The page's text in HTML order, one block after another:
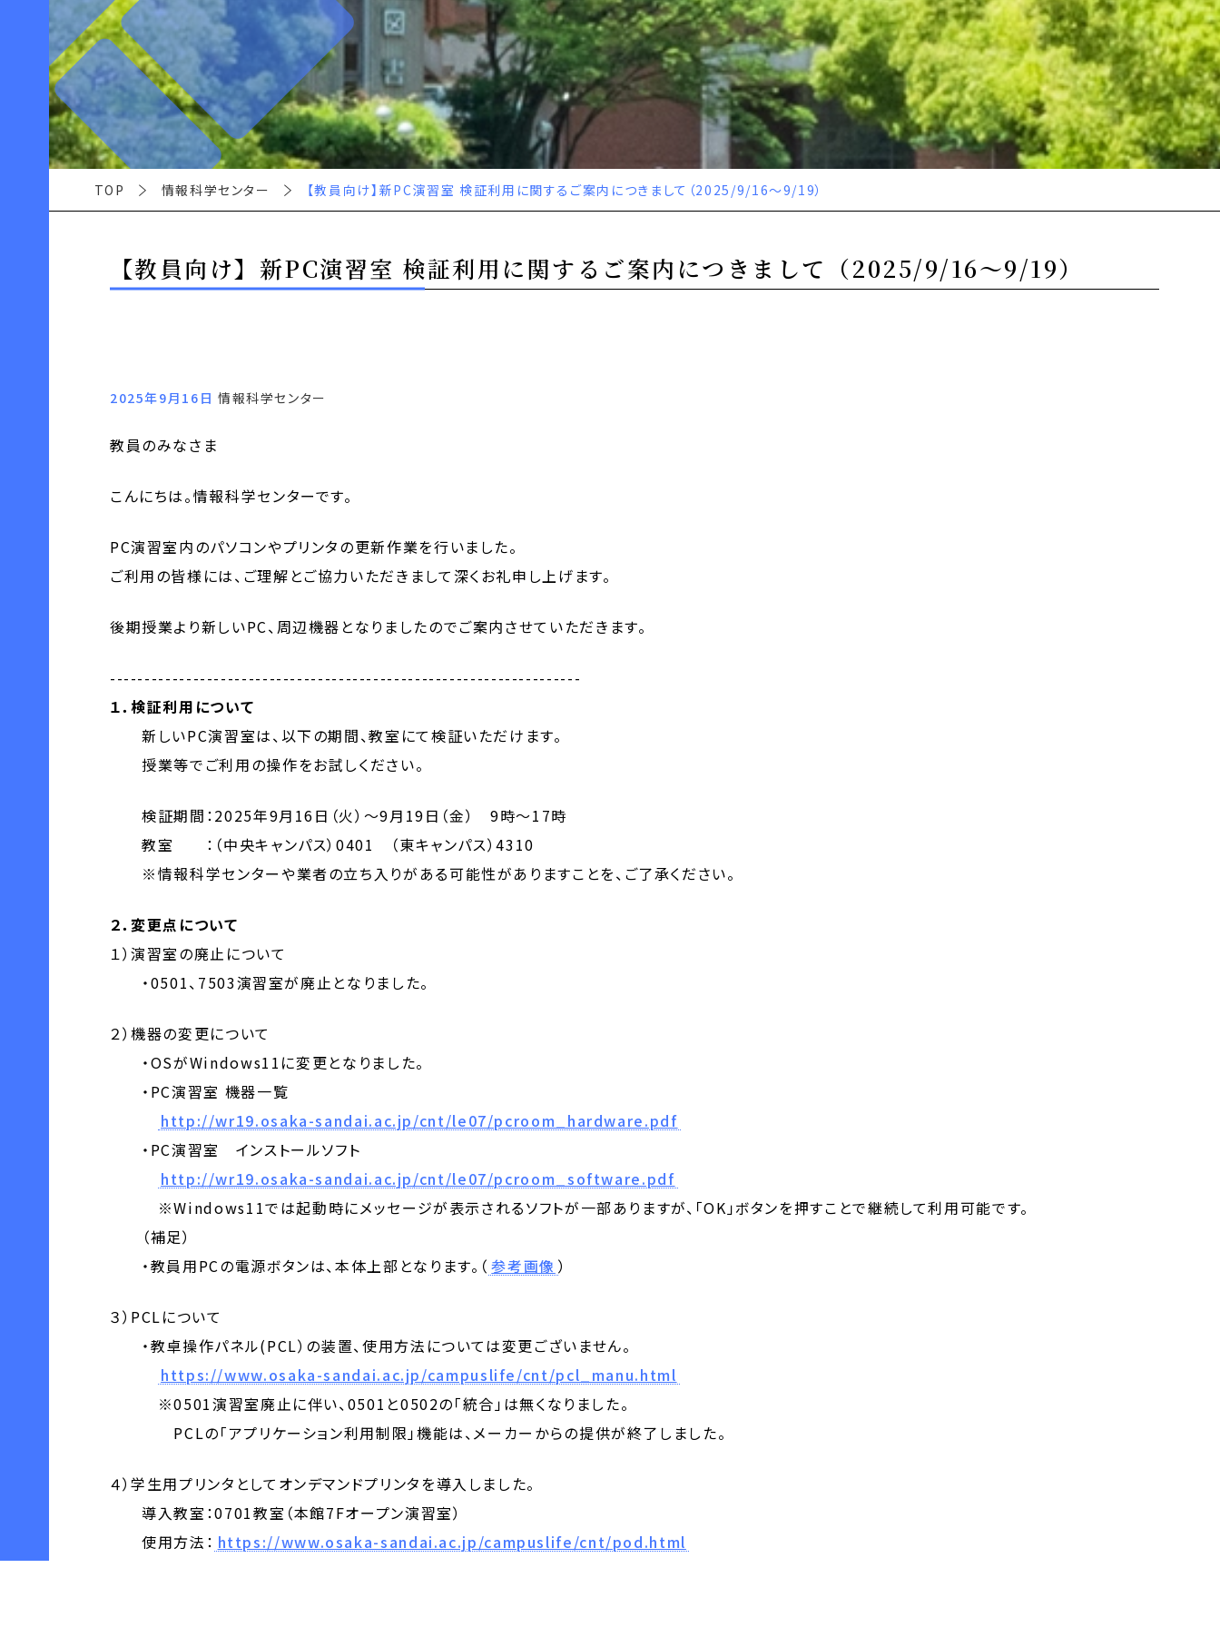
TOP 情報科学センター 【教員向け】新PC演習室 検証利用に関するご案内につきまして（2025/9/16～9/19）
【教員向け】新PC演習室 検証利用に関するご案内につきまして（2025/9/16～9/19）
2025年9月16日 情報科学センター
教員のみなさま
こんにちは。情報科学センターです。
PC演習室内のパソコンやプリンタの更新作業を行いました。
ご利用の皆様には、ご理解とご協力いただきまして深くお礼申し上げます。
後期授業より新しいPC、周辺機器となりましたのでご案内させていただきます。
--------------------------------------------------------------------
１．検証利用について
新しいPC演習室は、以下の期間、教室にて検証いただけます。
授業等でご利用の操作をお試しください。
検証期間：2025年9月16日（火）～9月19日（金） 9時～17時
教室 ：（中央キャンパス）0401 （東キャンパス）4310
※情報科学センターや業者の立ち入りがある可能性がありますことを、ご了承ください。
２．変更点について
１）演習室の廃止について
・0501、7503演習室が廃止となりました。
２）機器の変更について
・OSがWindows11に変更となりました。
・PC演習室 機器一覧
http://wr19.osaka-sandai.ac.jp/cnt/le07/pcroom_hardware.pdf
・PC演習室 インストールソフト
http://wr19.osaka-sandai.ac.jp/cnt/le07/pcroom_software.pdf
※Windows11では起動時にメッセージが表示されるソフトが一部ありますが、「OK」ボタンを押すことで継続して利用可能です。
（補足）
・教員用PCの電源ボタンは、本体上部となります。（ 参考画像 ）
３）PCLについて
・教卓操作パネル(PCL）の装置、使用方法については変更ございません。
https://www.osaka-sandai.ac.jp/campuslife/cnt/pcl_manu.html
※0501演習室廃止に伴い、0501と0502の「統合」は無くなりました。
PCLの「アプリケーション利用制限」機能は、メーカーからの提供が終了しました。
４）学生用プリンタとしてオンデマンドプリンタを導入しました。
導入教室：0701教室（本館7Fオープン演習室）
使用方法： https://www.osaka-sandai.ac.jp/campuslife/cnt/pod.html